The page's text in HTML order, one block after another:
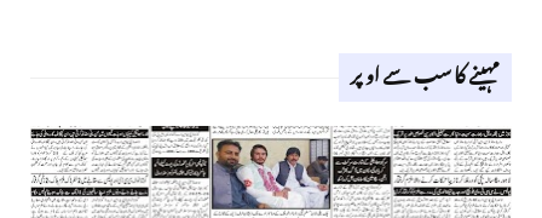
مہینے کا سب سے اوپر